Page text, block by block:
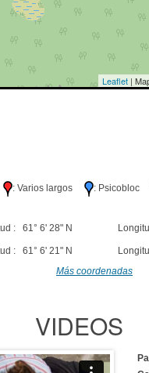
Leaflet|
: Varios largos :
: 61° 6' 28" N
: 61° 6' 21" N
Más coordenadas
VIDEOS